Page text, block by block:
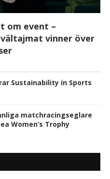
om event –
vinner över
Sustainability in Sports
matchracingseglare
Women’s Trophy